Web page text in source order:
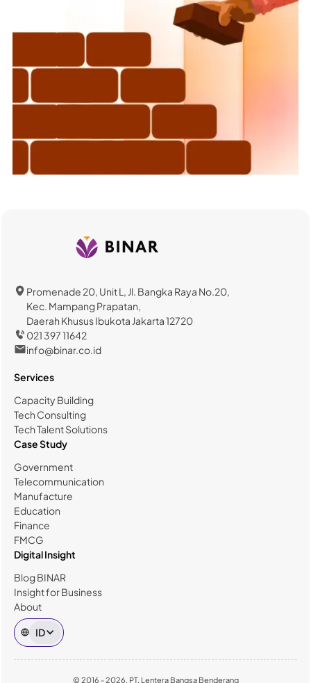
Promenade 20, Unit L, Jl. Bangka Raya No.20,
Kec. Mampang Prapatan,
Daerah Khusus Ibukota Jakarta 12720
021 397 11642
info@binar.co.id
Services
Capacity Building
Tech Consulting
Tech Talent Solutions
Case Study
Government
Telecommunication
Manufacture
Education
Finance
FMCG
Digital Insight
Blog BINAR
Insight for Business
About
ID
© 2016 - 2026, PT. Lentera Bangsa Benderang